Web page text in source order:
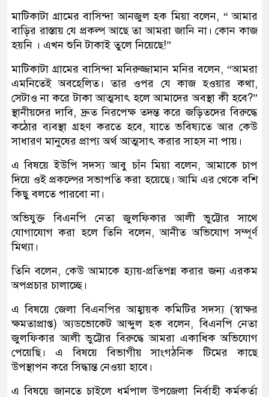
মাটিকাটা গ্রামের বাসিন্দা আনজুল হক মিয়া বলেন, “ আমার
বাড়ির রাস্তায় যে প্রকল্প আছে তা আমরা জানি না। কোন কাজ
হয়নি । এখন শুনি টাকাই তুলে নিয়েছে!”
মাটিকাটা গ্রামের বাসিন্দা মনিরুজ্জামান মনির বলেন, “আমরা
এমনিতেই অবহেলিত। তার ওপর যে কাজ হওয়ার কথা,
সেটাও না করে টাকা আত্মসাৎ হলে আমাদের অবস্থা কী হবে?”
স্থানীয়দের দাবি, দ্রুত নিরপেক্ষ তদন্ত করে জড়িতদের বিরুদ্ধে
কঠোর ব্যবস্থা গ্রহণ করতে হবে, যাতে ভবিষ্যতে আর কেউ
সাধারণ মানুষের প্রাপ্য অর্থ আত্মসাৎ করার সাহস না পায়।
এ বিষয়ে ইউপি সদস্য আবু চাঁন মিয়া বলেন, আমাকে চাপ
দিয়ে ওই প্রকল্পের সভাপতি করা হয়েছে। আমি এর থেকে বশি
কিছু বলতে পারবো না।
অভিযুক্ত বিএনপি নেতা জুলফিকার আলী ভুট্টোর সাথে
যোগাযোগ করা হলে তিনি বলেন, আনীত অভিযোগ সম্পূর্ণ
মিথ্যা।
তিনি বলেন, কেউ আমাকে হ্যায়-প্রতিপন্ন করার জন্য এরকম
অপপ্রচার চালাচ্ছে।
এ বিষয়ে জেলা বিএনপির আহ্বায়ক কমিটির সদস্য (স্বাক্ষর
ক্ষমতাপ্রাপ্ত) অ্যডভোকেট আব্দুল হক বলেন, বিএনপি নেতা
জুলফিকার আলী ভুট্টোর বিরুদ্ধে আমরা একাধিক অভিযোগ
পেয়েছি। এ বিষয়ে বিভাগীয় সাংগঠনিক টিমের কাছে
উপস্থাপন করে সিদ্ধান্ত নেওয়া হাবে।
এ বিষয়ে জানতে চাইলে ধর্মপাল উপজেলা নির্বাহী কর্মকর্তা